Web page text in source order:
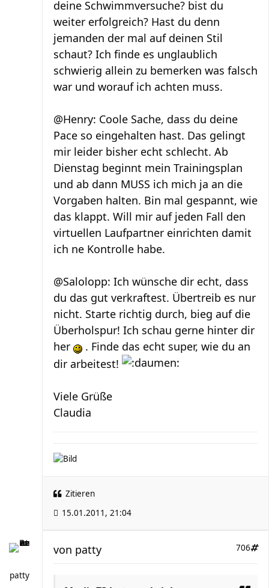
deine Schwimmversuche? bist du
weiter erfolgreich? Hast du denn
jemanden der mal auf deinen Stil
schaut? Ich finde es unglaublich
schwierig allein zu bemerken was falsch
war und worauf ich achten muss.
@Henry: Coole Sache, dass du deine
Pace so eingehalten hast. Das gelingt
mir leider bisher echt schlecht. Ab
Dienstag beginnt mein Trainingsplan
und ab dann MUSS ich mich ja an die
Vorgaben halten. Bin mal gespannt, wie
das klappt. Will mir auf jeden Fall den
virtuellen Laufpartner einrichten damit
ich ne Kontrolle habe.
@Salolopp: Ich wünsche dir echt, dass
du das gut verkraftest. Übertreib es nur
nicht. Starte richtig durch, bieg auf die
Überholspur! Ich schau gerne hinter dir
her
. Finde das echt super, wie du an
dir arbeitest!
Viele Grüße
Claudia
Zitieren
15.01.2011, 21:04
patty
706
von patty